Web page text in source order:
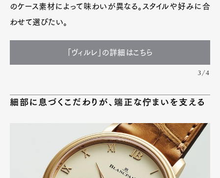
のケース素材によって味わいが異なる。スタイルや好みに合
わせて選びたい。
「ヴィルレ」の詳細はこちら
3/4
細部に息づくこだわりが、端正な佇まいを支える